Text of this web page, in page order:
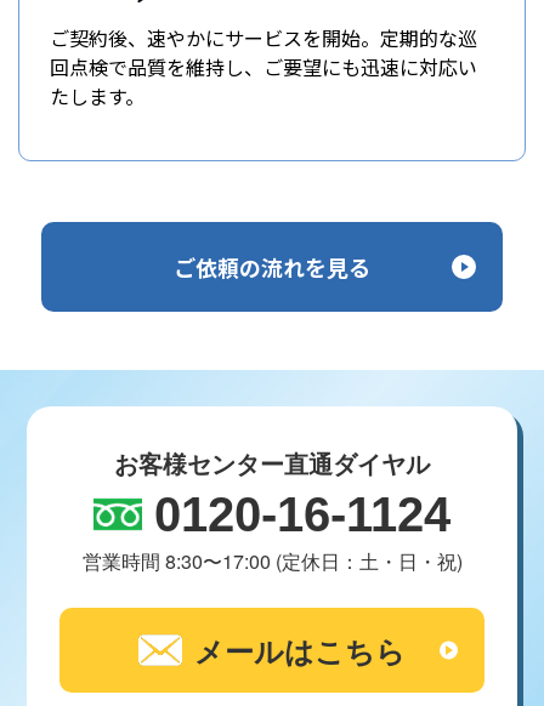
ご契約後、速やかにサービスを開始。定期的な巡
回点検で品質を維持し、ご要望にも迅速に対応い
たします。
ご依頼の流れを見る
お客様センター直通ダイヤル
0120-16-1124
営業時間 8:30〜17:00 (定休日：土・日・祝)
メールはこちら